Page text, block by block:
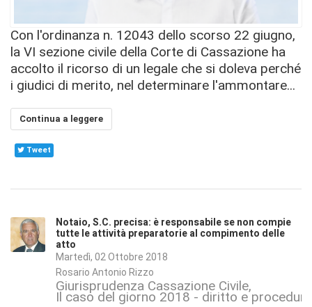
Con l'ordinanza n. 12043 dello scorso 22 giugno,
la VI sezione civile della Corte di Cassazione ha
accolto il ricorso di un legale che si doleva perché
i giudici di merito, nel determinare l'ammontare...
Continua a leggere
Tweet
Notaio, S.C. precisa: è responsabile se non compie
tutte le attività preparatorie al compimento delle
atto
Martedì, 02 Ottobre 2018
Rosario Antonio Rizzo
Giurisprudenza Cassazione Civile
Il caso del giorno 2018 - diritto e